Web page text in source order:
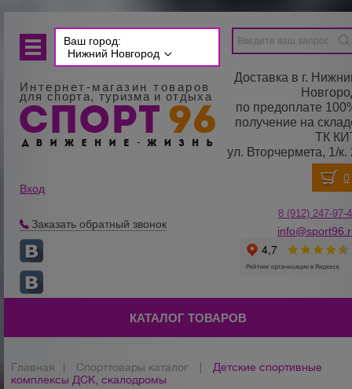
Ваш город:
Нижний Новгород
Интернет-магазин товаров
для спорта, туризма и отдыха
Доставка в г.
по предоплате
получение на
ТК
ул. Вторчермета, 1/к.
Вход
Заказать обратный звонок
8 (912) 247-97-
КАТАЛОГ ТОВАРОВ
Главная Спорттовары каталог
Детские спортивные
комплексы ДСК, скалодромы